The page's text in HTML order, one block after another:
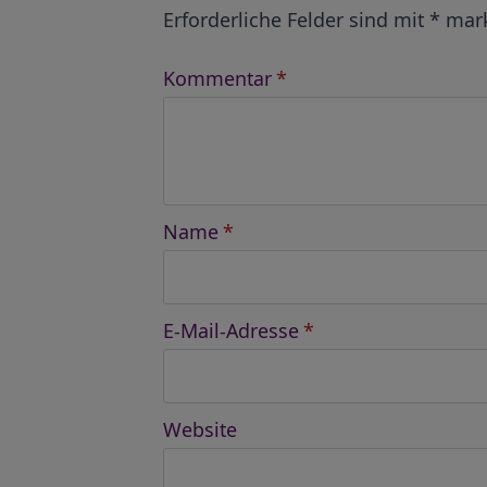
Erforderliche Felder sind mit *
Kommentar *
Name *
E-Mail-Adresse *
Website